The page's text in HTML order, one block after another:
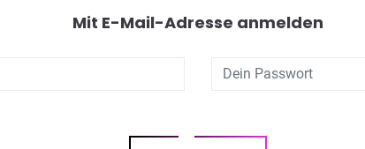
Mit E-Mail-Adresse anmelden